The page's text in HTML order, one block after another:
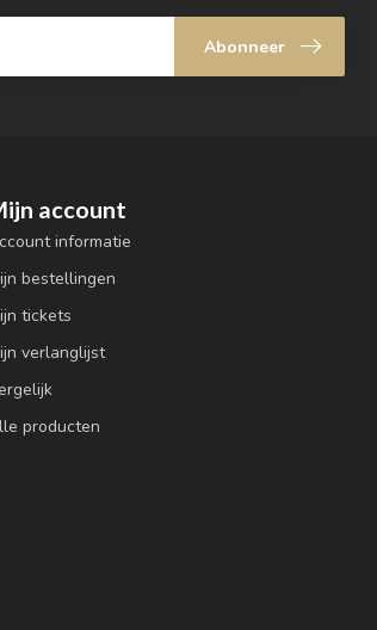
Abonneer
account
informatie
bestellingen
tickets
verlanglijst
producten